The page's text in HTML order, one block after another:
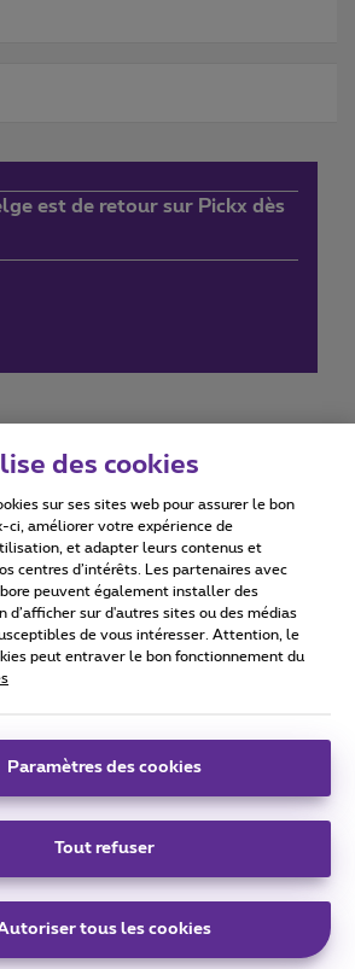
est de retour sur Pickx dès
Accessibility statement
2026 Proximus
consommateur
II 27 - B-1030 Bruxelles.
des cookies
sur ses sites web pour assurer le bon
ci, améliorer votre expérience de
et adapter leurs contenus et
centres d’intérêts. Les partenaires avec
peuvent également installer des
d’afficher sur d'autres sites ou des médias
de vous intéresser. Attention, le
peut entraver le bon fonctionnement du
Paramètres des cookies
Tout refuser
tous les cookies